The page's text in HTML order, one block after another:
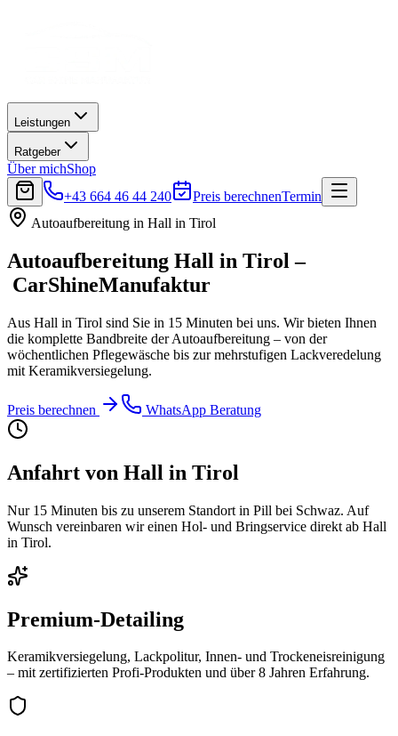
Leistungen
Ratgeber
Über michShop
+43 664 46 44 240
Preis berechnenTermin
Autoaufbereitung in Hall in Tirol
Autoaufbereitung Hall in Tirol –
CarShineManufaktur
Aus Hall in Tirol sind Sie in 15 Minuten bei uns. Wir bieten Ihnen
die komplette Bandbreite der Autoaufbereitung – von der
wöchentlichen Pflegewäsche bis zur mehrstufigen Lackveredelung
mit Keramikversiegelung.
Preis berechnen WhatsApp Beratung
Anfahrt von Hall in Tirol
Nur 15 Minuten bis zu unserem Standort in Pill bei Schwaz. Auf
Wunsch vereinbaren wir einen Hol- und Bringservice direkt ab Hall
in Tirol.
Premium-Detailing
Keramikversiegelung, Lackpolitur, Innen- und Trockeneisreinigung
– mit zertifizierten Profi-Produkten und über8 Jahren Erfahrung.